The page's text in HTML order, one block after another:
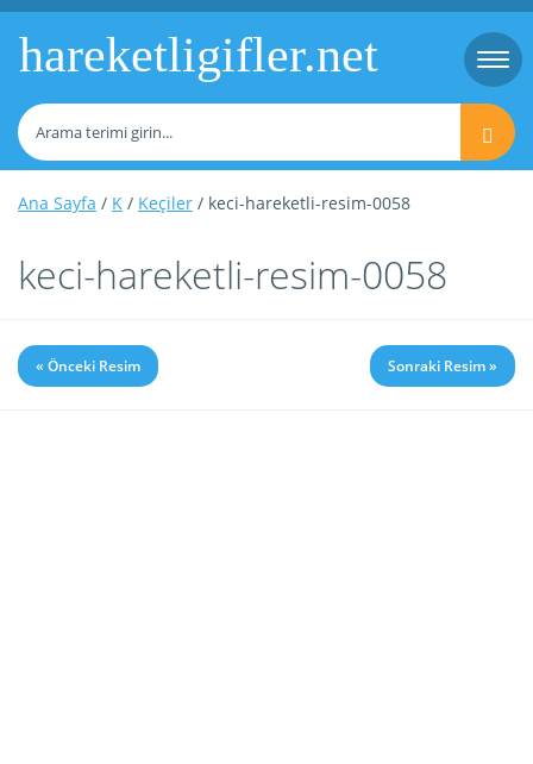
hareketligifler.net
Ana Sayfa / K / Keçiler / keci-hareketli-resim-0058
keci-hareketli-resim-0058
« Önceki Resim Sonraki Resim »